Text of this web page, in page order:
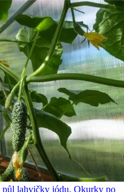
půl lahvičky jódu. Okurky po